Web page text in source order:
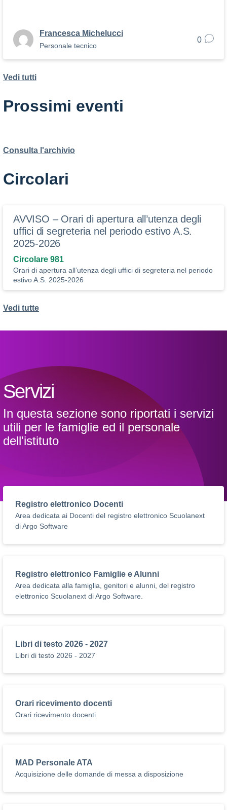
Francesca Michelucci
Personale tecnico
0
Vedi tutti
Prossimi eventi
Consulta l'archivio
Circolari
AVVISO – Orari di apertura all’utenza degli
uffici di segreteria nel periodo estivo A.S.
2025-2026
Circolare 981
Orari di apertura all’utenza degli uffici di segreteria nel periodo
estivo A.S. 2025-2026
Vedi tutte
Servizi
In questa sezione sono riportati i servizi
utili per le famiglie ed il personale
dell'istituto
Registro elettronico Docenti
Area dedicata ai Docenti del registro elettronico Scuolanext
di Argo Software
Registro elettronico Famiglie e Alunni
Area dedicata alla famiglia, genitori e alunni, del registro
elettronico Scuolanext di Argo Software.
Libri di testo 2026 - 2027
Libri di testo 2026 - 2027
Orari ricevimento docenti
Orari ricevimento docenti
MAD Personale ATA
Acquisizione delle domande di messa a disposizione